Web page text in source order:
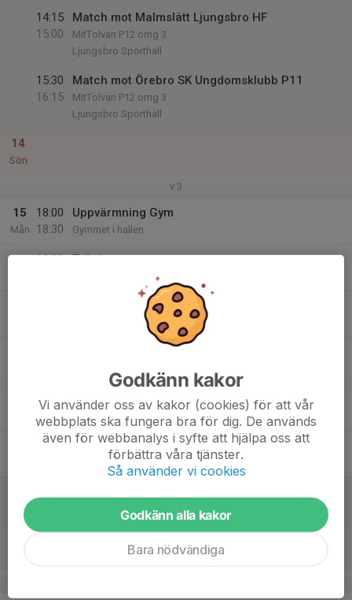
14:15
15:00
Match mot Malmslätt Ljungsbro HF
MitTolvan P12 omg 3
Ljungsbro Sporthall
15:30
16:15
Match mot Örebro SK Ungdomsklubb P11
MitTolvan P12 omg 3
Ljungsbro Sporthall
14
Sön
v.3
15
Mån
18:00
18:30
Uppvärmning Gym
Gymmet i hallen
18:30
Träning
16:30
17:30
Träning
Klämman Arena A
Lör
Godkänn kakor
Vi använder oss av kakor (cookies) för att vår
webbplats ska fungera bra för dig. De används
även för webbanalys i syfte att hjälpa oss att
förbättra våra tjänster.
Så använder vi cookies
Godkänn alla kakor
Bara nödvändiga